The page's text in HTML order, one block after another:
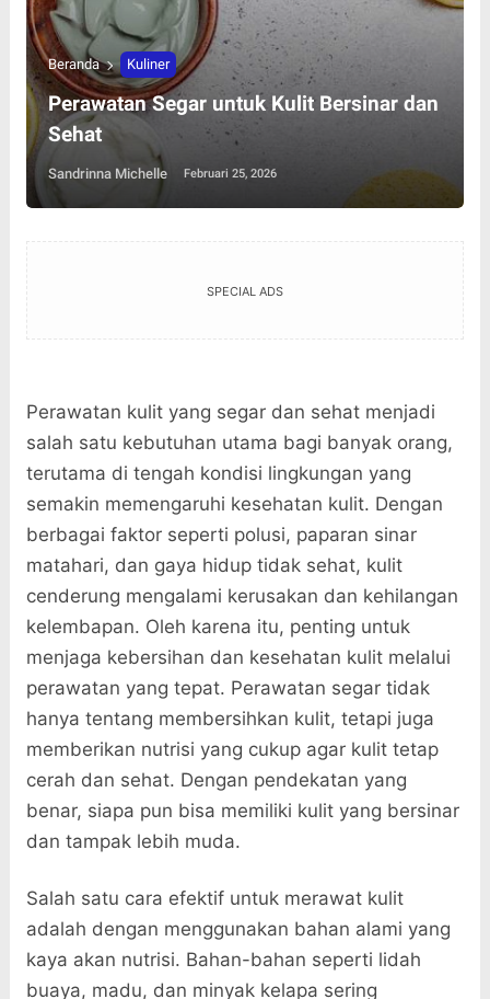
Beranda Kuliner
Perawatan Segar untuk Kulit Bersinar dan
Sehat
Sandrinna Michelle Februari 25, 2026
SPECIAL ADS
Perawatan kulit yang segar dan sehat menjadi
salah satu kebutuhan utama bagi banyak orang,
terutama di tengah kondisi lingkungan yang
semakin memengaruhi kesehatan kulit. Dengan
berbagai faktor seperti polusi, paparan sinar
matahari, dan gaya hidup tidak sehat, kulit
cenderung mengalami kerusakan dan kehilangan
kelembapan. Oleh karena itu, penting untuk
menjaga kebersihan dan kesehatan kulit melalui
perawatan yang tepat. Perawatan segar tidak
hanya tentang membersihkan kulit, tetapi juga
memberikan nutrisi yang cukup agar kulit tetap
cerah dan sehat. Dengan pendekatan yang
benar, siapa pun bisa memiliki kulit yang bersinar
dan tampak lebih muda.
Salah satu cara efektif untuk merawat kulit
adalah dengan menggunakan bahan alami yang
kaya akan nutrisi. Bahan-bahan seperti lidah
buaya, madu, dan minyak kelapa sering